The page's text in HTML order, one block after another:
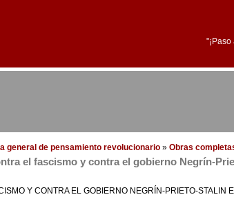
general de pensamiento revolucionario » Obras
el fascismo y contra el gobierno Negrín-
Y CONTRA EL GOBIERNO NEGRÍN-PRIETO-STALIN